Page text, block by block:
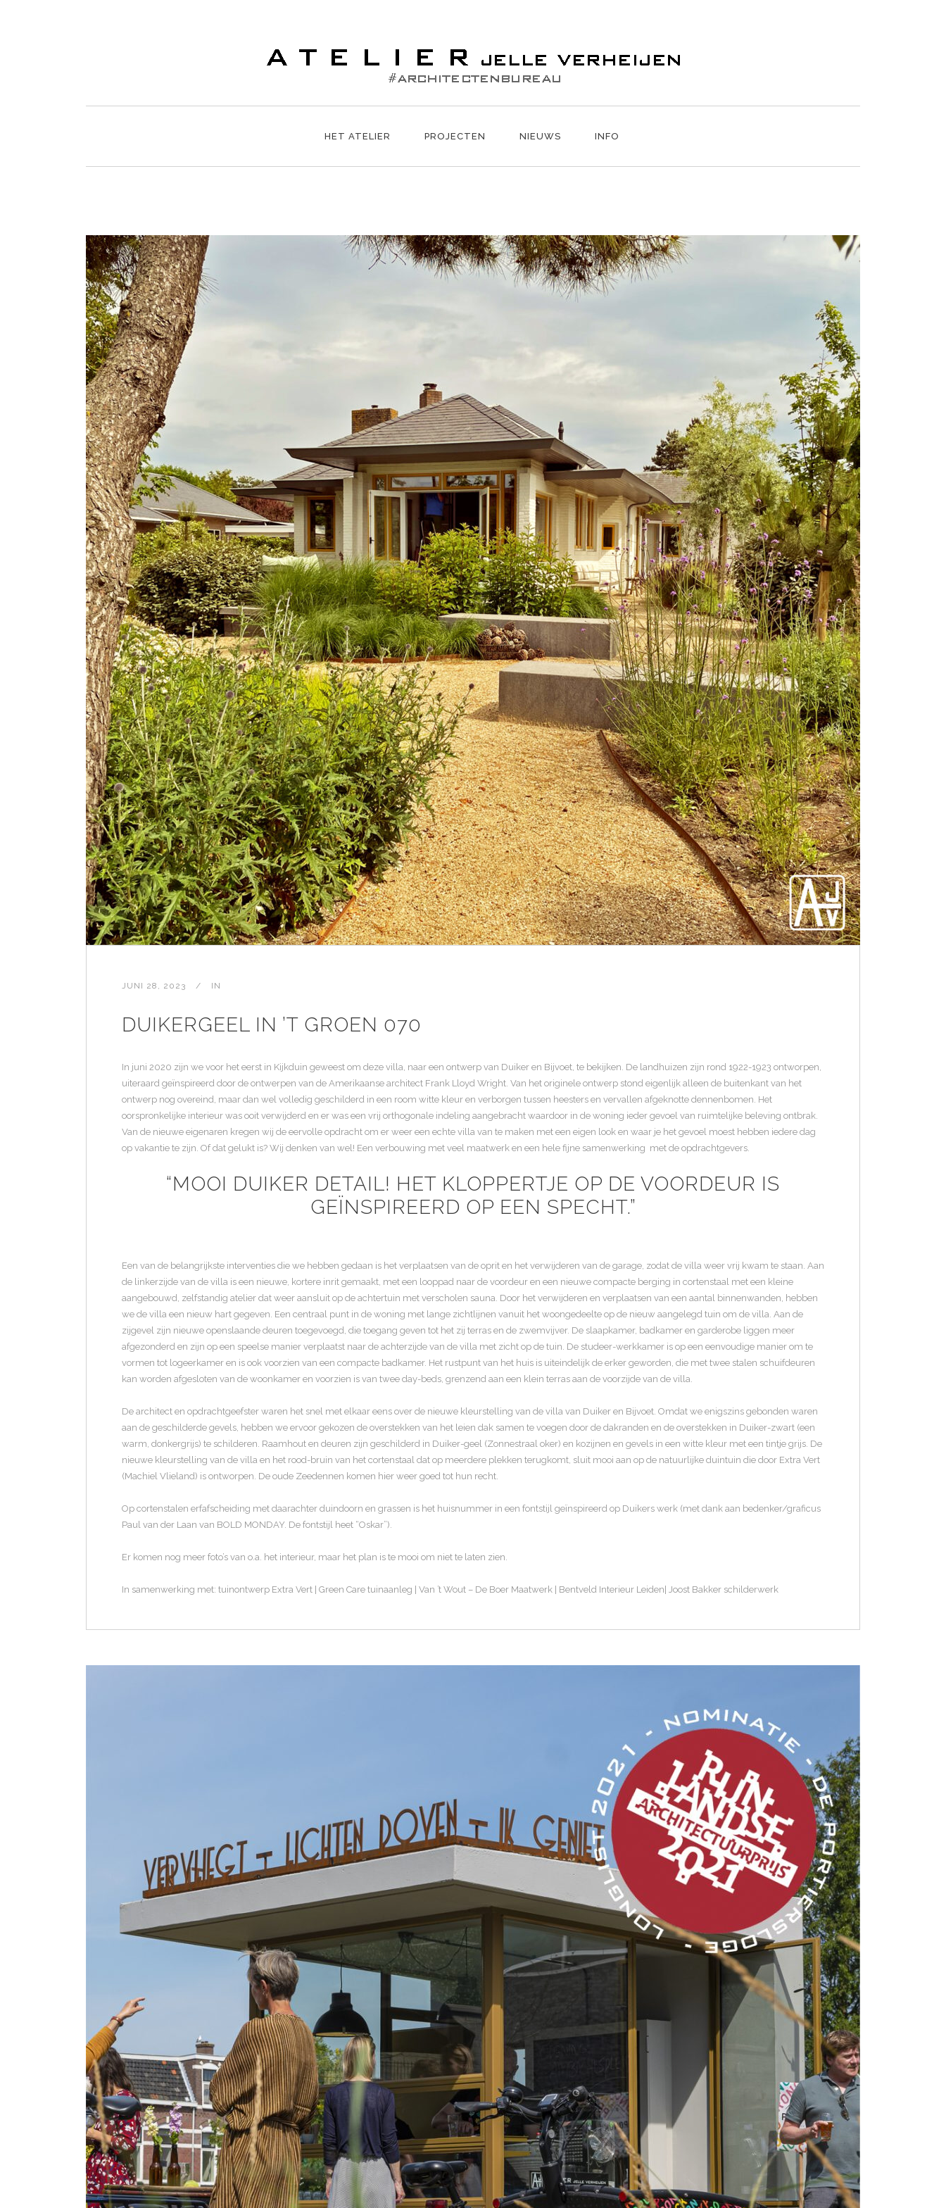
HET ATELIER PROJECTEN NIEUWS INFO
JUNI 28, 2023 IN
DUIKERGEEL IN ’T GROEN 070
In juni 2020 zijn we voor het eerst in Kijkduin geweest om deze villa, naar een ontwerp van Duiker en Bijvoet, te bekijken. De landhuizen zijn rond 1922-1923 ontworpen,
uiteraard geïnspireerd door de ontwerpen van de Amerikaanse architect Frank Lloyd Wright. Van het originele ontwerp stond eigenlijk alleen de buitenkant van het
ontwerp nog overeind, maar dan wel volledig geschilderd in een room witte kleur en verborgen tussen heesters en vervallen afgeknotte dennenbomen. Het
oorspronkelijke interieur was ooit verwijderd en er was een vrij orthogonale indeling aangebracht waardoor in de woning ieder gevoel van ruimtelijke beleving ontbrak.
Van de nieuwe eigenaren kregen wij de eervolle opdracht om er weer een echte villa van te maken met een eigen look en waar je het gevoel moest hebben iedere dag
op vakantie te zijn. Of dat gelukt is? Wij denken van wel! Een verbouwing met veel maatwerk en een hele fijne samenwerking met de opdrachtgevers.
“MOOI DUIKER DETAIL! HET KLOPPERTJE OP DE VOORDEUR IS
GEÏNSPIREERD OP EEN SPECHT.”
Een van de belangrijkste interventies die we hebben gedaan is het verplaatsen van de oprit en het verwijderen van de garage, zodat de villa weer vrij kwam te staan. Aan
de linkerzijde van de villa is een nieuwe, kortere inrit gemaakt, met een looppad naar de voordeur en een nieuwe compacte berging in cortenstaal met een kleine
aangebouwd, zelfstandig atelier dat weer aansluit op de achtertuin met verscholen sauna. Door het verwijderen en verplaatsen van een aantal binnenwanden, hebben
we de villa een nieuw hart gegeven. Een centraal punt in de woning met lange zichtlijnen vanuit het woongedeelte op de nieuw aangelegd tuin om de villa. Aan de
zijgevel zijn nieuwe openslaande deuren toegevoegd, die toegang geven tot het zij terras en de zwemvijver. De slaapkamer, badkamer en garderobe liggen meer
afgezonderd en zijn op een speelse manier verplaatst naar de achterzijde van de villa met zicht op de tuin. De studeer-werkkamer is op een eenvoudige manier om te
vormen tot logeerkamer en is ook voorzien van een compacte badkamer. Het rustpunt van het huis is uiteindelijk de erker geworden, die met twee stalen schuifdeuren
kan worden afgesloten van de woonkamer en voorzien is van twee day-beds, grenzend aan een klein terras aan de voorzijde van de villa.
De architect en opdrachtgeefster waren het snel met elkaar eens over de nieuwe kleurstelling van de villa van Duiker en Bijvoet. Omdat we enigszins gebonden waren
aan de geschilderde gevels, hebben we ervoor gekozen de overstekken van het leien dak samen te voegen door de dakranden en de overstekken in Duiker-zwart (een
warm, donkergrijs) te schilderen. Raamhout en deuren zijn geschilderd in Duiker-geel (Zonnestraal oker) en kozijnen en gevels in een witte kleur met een tintje grijs. De
nieuwe kleurstelling van de villa en het rood-bruin van het cortenstaal dat op meerdere plekken terugkomt, sluit mooi aan op de natuurlijke duintuin die door Extra Vert
(Machiel Vlieland) is ontworpen. De oude Zeedennen komen hier weer goed tot hun recht.
Op cortenstalen erfafscheiding met daarachter duindoorn en grassen is het huisnummer in een fontstijl geïnspireerd op Duikers werk (met dank aan bedenker/graficus
Paul van der Laan van BOLD MONDAY. De fontstijl heet “Oskar”).
Er komen nog meer foto’s van o.a. het interieur, maar het plan is te mooi om niet te laten zien.
In samenwerking met: tuinontwerp Extra Vert | Green Care tuinaanleg | Van ’t Wout – De Boer Maatwerk | Bentveld Interieur Leiden| Joost Bakker schilderwerk